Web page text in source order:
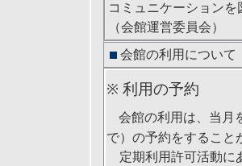
コミュニケーション
（会館運営委員会）
会館の利用について
※ 利用の予約
会館の利用は、当月
で）の予約をすること
定期利用許可活動に